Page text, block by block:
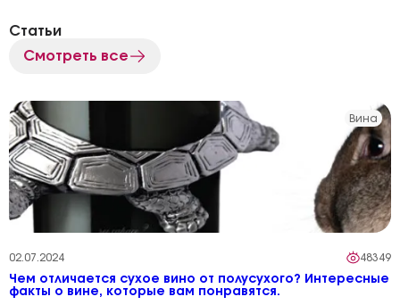
Статьи
Смотреть все
Вина
02.07.2024 48349
Чем отличается сухое вино от полусухого? Интересные
факты о вине, которые вам понравятся.